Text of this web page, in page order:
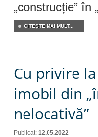
„construcție” în
CITEŞTE MAI MULT...
Cu privire
imobil din
nelocativă”
Publicat: 12.05.2022